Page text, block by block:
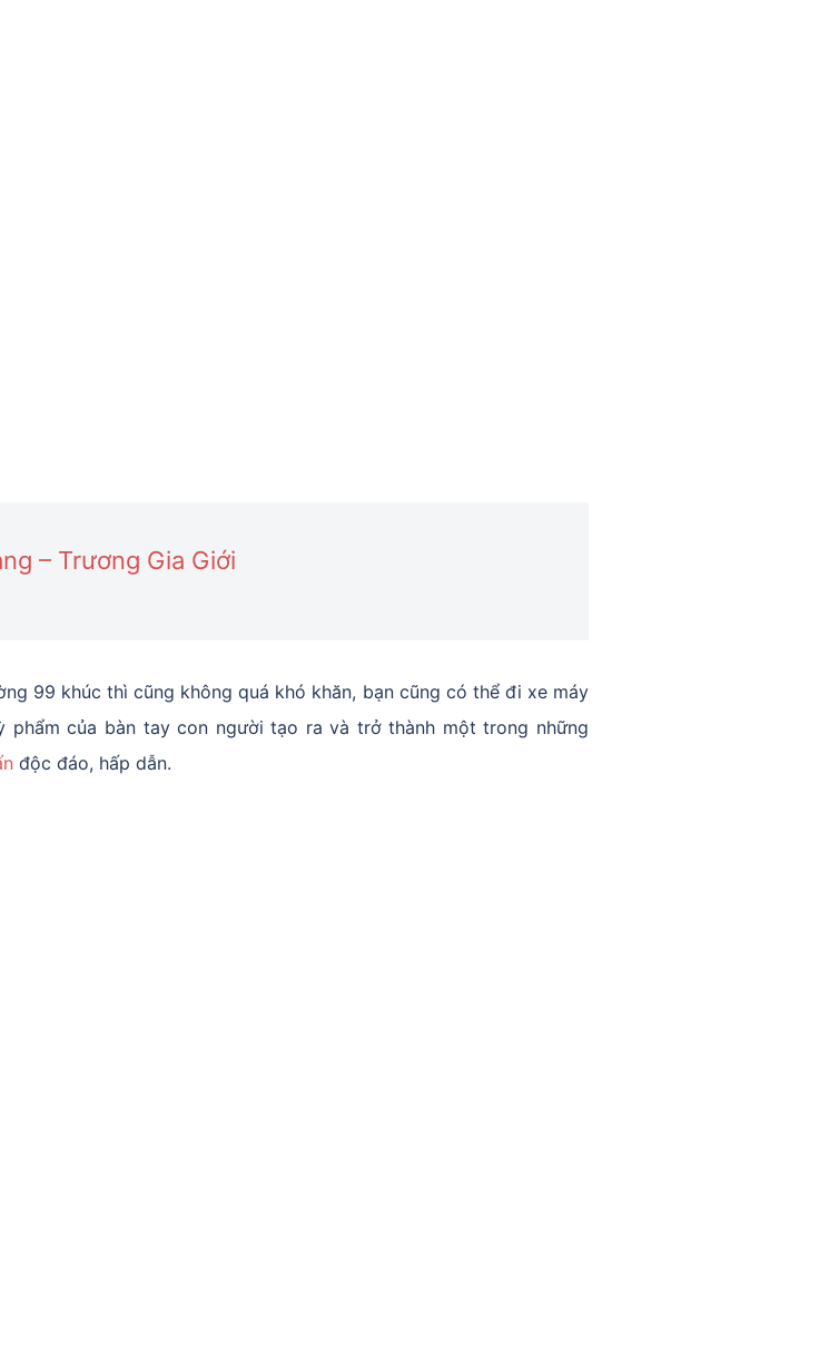
– Trương Gia Giới
99 khúc thì cũng không quá khó khăn, bạn cũng có thể đi xe máy
của bàn tay con người tạo ra và trở thành một trong những
độc đáo, hấp dẫn.